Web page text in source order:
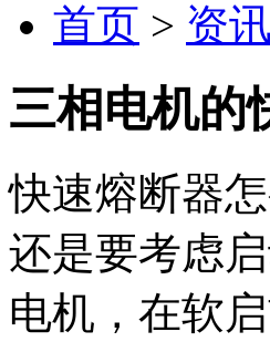
首页 > 资
三相电机的
快速熔断器
还是要考虑
电机，在软